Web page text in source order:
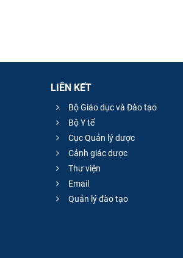
LIÊN KẾT
Bộ Giáo dục và Đào tạo
Bộ Y tế
Cục Quản lý dược
Cảnh giác dược
Thư viện
Email
Quản lý đào tạo